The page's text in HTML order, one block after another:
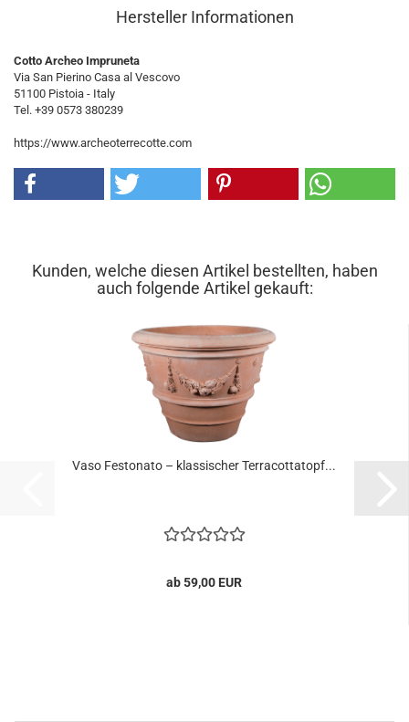
Hersteller Informationen
Cotto Archeo Impruneta
Via San Pierino Casa al Vescovo
51100 Pistoia - Italy
Tel. +39 0573 380239
https://www.archeoterrecotte.com
Kunden, welche diesen Artikel bestellten, haben
auch folgende Artikel gekauft:
Vaso Festonato – klassischer Terracottatopf...
ab 59,00 EUR